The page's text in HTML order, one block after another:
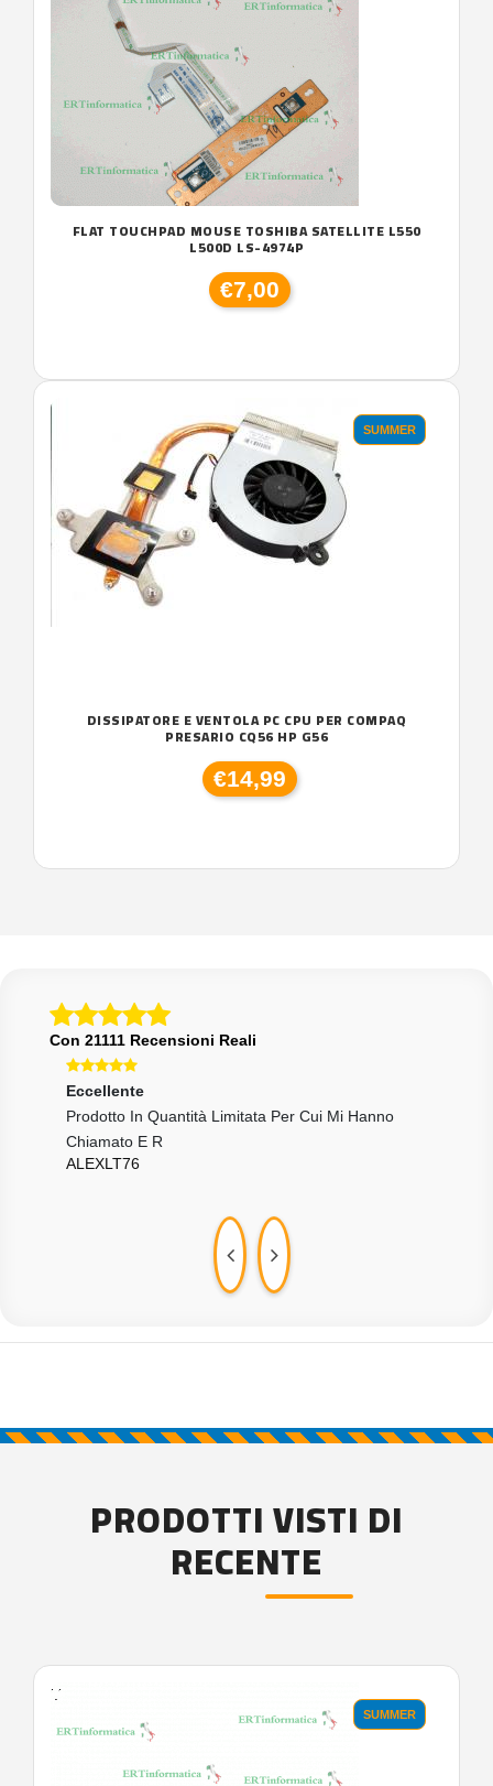
FLAT TOUCHPAD MOUSE TOSHIBA SATELLITE L550
L500D LS-4974P
€7,00
SUMMER
DISSIPATORE E VENTOLA PC CPU PER COMPAQ
PRESARIO CQ56 HP G56
€14,99
Con 21111 Recensioni Reali
Eccellente
Prodotto In Quantità Limitata Per Cui Mi Hanno
Chiamato E R
ALEXLT76
PRODOTTI VISTI DI
RECENTE
'.'
SUMMER